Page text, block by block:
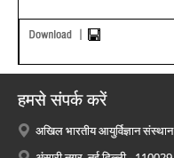
हमसे संपर्क करें
अखिल भारतीय आयुर्विज्ञान संस्थान